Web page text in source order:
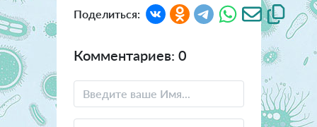
Поделиться:
Комментариев: 0